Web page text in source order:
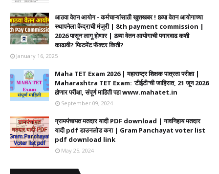
आठवा वेतन आयोग - कर्मचाऱ्यांसाठी खुशखबर ! 8व्या वेतन आयोगाच्या
स्थापनेला केंद्राची मंजुरी | 8th payment commission |
2026 पासून लागू होणार | 8व्या वेतन आयोगाची पगारवाढ कशी
काढावी? फिटमेंट फॅक्टर किती?
January 16, 2025
Maha TET Exam 2026 | महाराष्ट्र शिक्षक पात्रता परीक्षा |
Maharashtra TET Exam: 'टीईटी'ची जाहिरात, 21 जून 2026
होणार परीक्षा, संपूर्ण माहिती पहा www.mahatet.in
September 09, 2024
ग्रामपंचायत मतदार यादी PDF download | गावनिहाय मतदार
यादी pdf डाउनलोड करा | Gram Panchayat voter list
pdf download link
May 25, 2024